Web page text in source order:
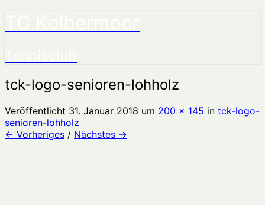
tck-logo-senioren-lohholz
Veröffentlicht31. Januar 2018um 200 × 145 intck-logo-
senioren-lohholz
← Vorheriges/ Nächstes →